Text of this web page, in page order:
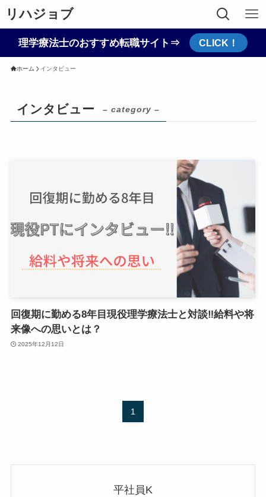
リハジョブ
理学療法士のおすすめ転職サイト⇒ CLICK！
ホーム インタビュー
インタビュー – category –
回復期に勤める8年目現役理学療法士と対談‼給料や将
来像への思いとは？
2025年12月12日
1
平社員K